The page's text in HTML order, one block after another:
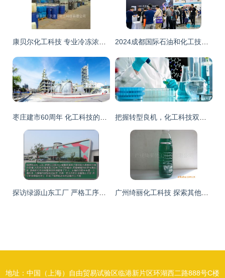
地址：中国（上海）自由贸易试验区临港新片区环湖西二路888号C楼